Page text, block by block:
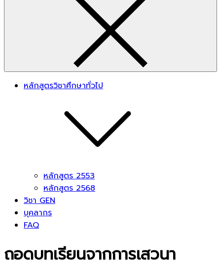
หลักสูตรวิชาศึกษาทั่วไป
หลักสูตร 2553
หลักสูตร 2568
วิชา GEN
บุคลากร
FAQ
ถอดบทเรียนจากการเสวนา